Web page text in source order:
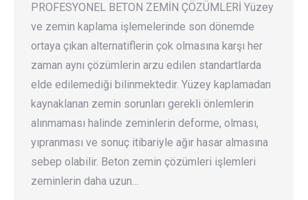
PROFESYONEL BETON ZEMİN ÇÖZÜMLERİ Yüzey
ve zemin kaplama işlemelerinde son dönemde
ortaya çıkan alternatiflerin çok olmasına karşı her
zaman aynı çözümlerin arzu edilen standartlarda
elde edilemediği bilinmektedir. Yüzey kaplamadan
kaynaklanan zemin sorunları gerekli önlemlerin
alınmaması halinde zeminlerin deforme, olması,
yıpranması ve sonuç itibariyle ağır hasar almasına
sebep olabilir. Beton zemin çözümleri işlemleri
zeminlerin daha uzun…